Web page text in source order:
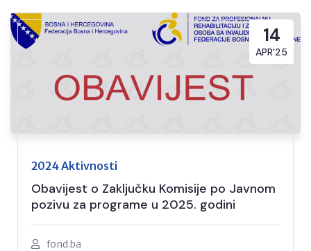
14
APR'25
2024 Aktivnosti
Obavijest o Zaključku Komisije po Javnom
pozivu za programe u 2025. godini
fond.ba